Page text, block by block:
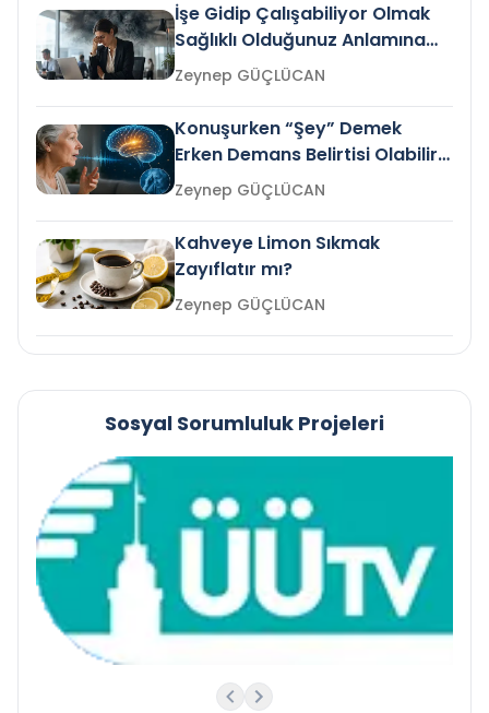
İşe Gidip Çalışabiliyor Olmak
Sağlıklı Olduğunuz Anlamına
Gelir mi?Zeynep GÜÇLÜCAN
Konuşurken “Şey” Demek
Erken Demans Belirtisi Olabilir
mi?
Zeynep GÜÇLÜCAN
Kahveye Limon Sıkmak
Zayıflatır mı?
Zeynep GÜÇLÜCAN
Sosyal Sorumluluk Projeleri